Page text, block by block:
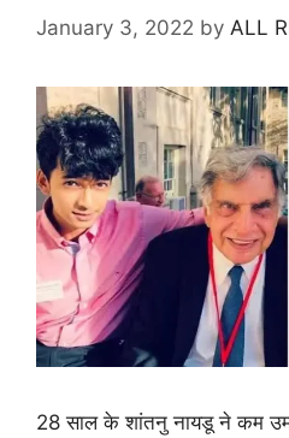
January 3, 2022 by ALL
28 साल के शांतनु नायडू ने कम